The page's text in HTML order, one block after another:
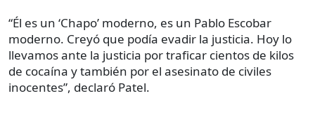
“Él es un ‘Chapo’ moderno, es un Pablo Escobar
moderno. Creyó que podía evadir la justicia. Hoy lo
llevamos ante la justicia por traficar cientos de kilos
de cocaína y también por el asesinato de civiles
inocentes”, declaró Patel.